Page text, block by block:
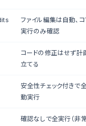
ファイル編集は自動、コ
実行のみ確認
コードの修正はせず計
立てる
安全性チェック付きで
動実行
確認なしで全実行（非